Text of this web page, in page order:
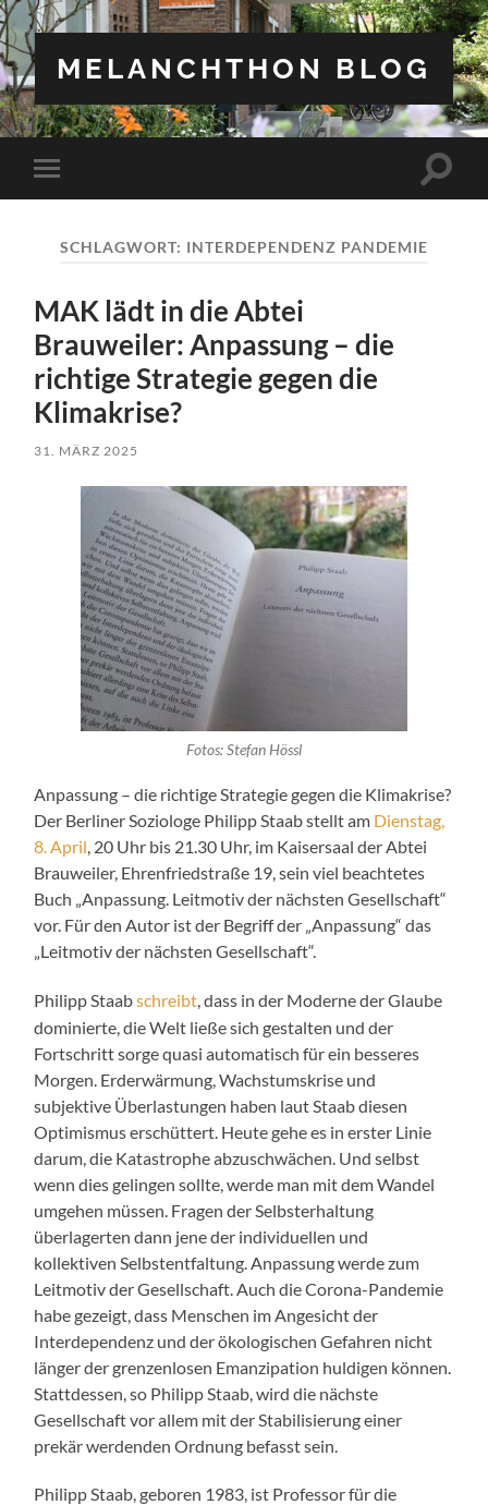
MELANCHTHON BLOG
Mobile-
Menü
SCHLAGWORT: INTERDEPENDENZ PANDEMIE
MAK lädt in die Abtei
Brauweiler: Anpassung – die
richtige Strategie gegen die
Klimakrise?
31. MÄRZ 2025
Fotos: Stefan Hössl
Anpassung – die richtige Strategie gegen die Klimakrise?
Der Berliner Soziologe Philipp Staab stellt am Dienstag,
8. April, 20 Uhr bis 21.30 Uhr, im Kaisersaal der Abtei
Brauweiler, Ehrenfriedstraße 19, sein viel beachtetes
Buch „Anpassung. Leitmotiv der nächsten Gesellschaft“
vor. Für den Autor ist der Begriff der „Anpassung“ das
„Leitmotiv der nächsten Gesellschaft“.
Philipp Staabschreibt, dass in der Moderne der Glaube
dominierte, die Welt ließe sich gestalten und der
Fortschritt sorge quasi automatisch für ein besseres
Morgen. Erderwärmung, Wachstumskrise und
subjektive Überlastungen haben laut Staab diesen
Optimismus erschüttert. Heute gehe es in erster Linie
darum, die Katastrophe abzuschwächen. Und selbst
wenn dies gelingen sollte, werde man mit dem Wandel
umgehen müssen. Fragen der Selbsterhaltung
überlagerten dann jene der individuellen und
kollektiven Selbstentfaltung. Anpassung werde zum
Leitmotiv der Gesellschaft. Auch die Corona-Pandemie
habe gezeigt, dass Menschen im Angesicht der
Interdependenz und der ökologischen Gefahren nicht
länger der grenzenlosen Emanzipation huldigen können.
Stattdessen, so Philipp Staab, wird die nächste
Gesellschaft vor allem mit der Stabilisierung einer
prekär werdenden Ordnung befasst sein.
Philipp Staab, geboren 1983, ist Professor für die